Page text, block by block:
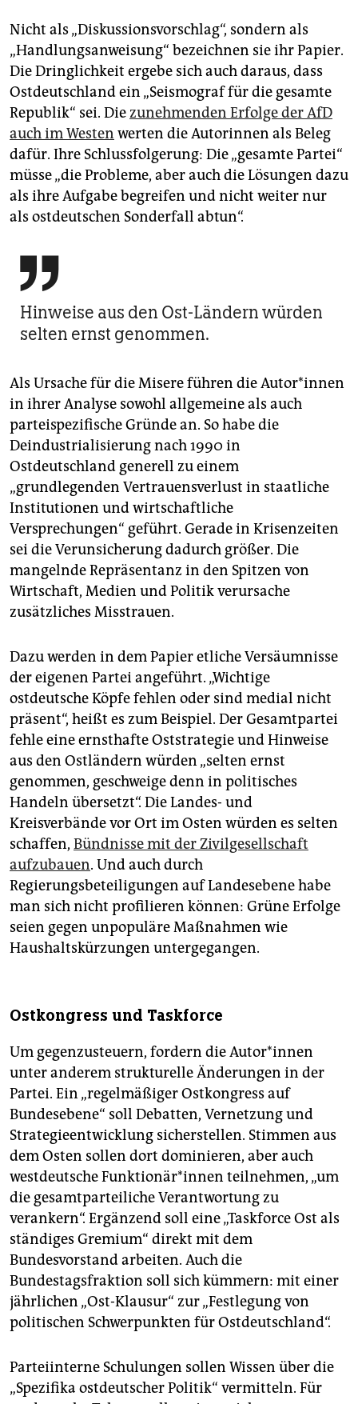
Nicht als „Diskussionsvorschlag“, sondern als
„Handlungsanweisung“ bezeichnen sie ihr Papier.
Die Dringlichkeit ergebe sich auch daraus, dass
Ostdeutschland ein „Seismograf für die gesamte
Republik“ sei. Diezunehmenden Erfolge der AfD
auch im Westen werten die Au­to­rin­nen als Beleg
dafür. Ihre Schlussfolgerung: Die „gesamte Partei“
müsse „die Probleme, aber auch die Lösungen dazu
als ihre Aufgabe begreifen und nicht weiter nur
als ostdeutschen Sonderfall abtun“.

Hinweise aus den Ost-Ländern würden
selten ernst genommen.
Als Ursache für die Misere führen die Au­to­r*in­nen
in ihrer Analyse sowohl allgemeine als auch
parteispezifische Gründe an. So habe die
Deindustrialisierung nach 1990 in
Ostdeutschland generell zu einem
„grundlegenden Vertrauensverlust in staatliche
Institutionen und wirtschaftliche
Versprechungen“ geführt. Gerade in Krisenzeiten
sei die Verunsicherung dadurch größer. Die
mangelnde Repräsentanz in den Spitzen von
Wirtschaft, Medien und Politik verursache
zusätzliches Misstrauen.
Dazu werden in dem Papier etliche Versäumnisse
der eigenen Partei angeführt. „Wichtige
ostdeutsche Köpfe fehlen oder sind medial nicht
präsent“, heißt es zum Beispiel. Der Gesamtpartei
fehle eine ernsthafte Oststrategie und Hinweise
aus den Ostländern würden „selten ernst
genommen, geschweige denn in politisches
Handeln übersetzt“. Die Landes- und
Kreisverbände vor Ort im Osten würden es selten
schaffen, Bündnisse mit der Zivilgesellschaft
aufzubauen. Und auch durch
Regierungsbeteiligungen auf Landesebene habe
man sich nicht profilieren können: Grüne Erfolge
seien gegen unpopuläre Maßnahmen wie
Haushaltskürzungen untergegangen.
Ostkongress und Taskforce
Um gegenzusteuern, fordern die Au­to­r*in­nen
unter anderem strukturelle Änderungen in der
Partei. Ein „regelmäßiger Ostkongress auf
Bundesebene“ soll Debatten, Vernetzung und
Strategieentwicklung sicherstellen. Stimmen aus
dem Osten sollen dort dominieren, aber auch
westdeutsche Funk­tio­nä­r*in­nen teilnehmen, „um
die gesamtparteiliche Verantwortung zu
verankern“. Ergänzend soll eine „Taskforce Ost als
ständiges Gremium“ direkt mit dem
Bundesvorstand arbeiten. Auch die
Bundestagsfraktion soll sich kümmern: mit einer
jährlichen „Ost-Klausur“ zur „Festlegung von
politischen Schwerpunkten für Ostdeutschland“.
Parteiinterne Schulungen sollen Wissen über die
„Spezifika ostdeutscher Politik“ vermitteln. Für